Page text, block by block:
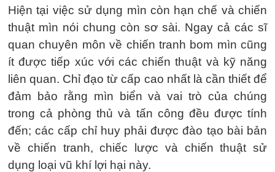
Hiện tại việc sử dụng mìn còn hạn chế và chiến
thuật mìn nói chung còn sơ sài. Ngay cả các sĩ
quan chuyên môn về chiến tranh bom mìn cũng
ít được tiếp xúc với các chiến thuật và kỹ năng
liên quan. Chỉ đạo từ cấp cao nhất là cần thiết để
đảm bảo rằng mìn biển và vai trò của chúng
trong cả phòng thủ và tấn công đều được tính
đến; các cấp chỉ huy phải được đào tạo bài bản
về chiến tranh, chiếc lược và chiến thuật sử
dụng loại vũ khí lợi hại này.